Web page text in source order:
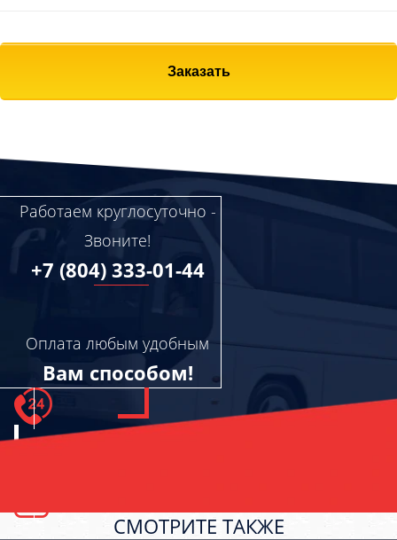
Заказать
Работаем круглосуточно -
Звоните!
+7 (804) 333-01-44
Оплата любым удобным
Вам способом!
СМОТРИТЕ ТАКЖЕ